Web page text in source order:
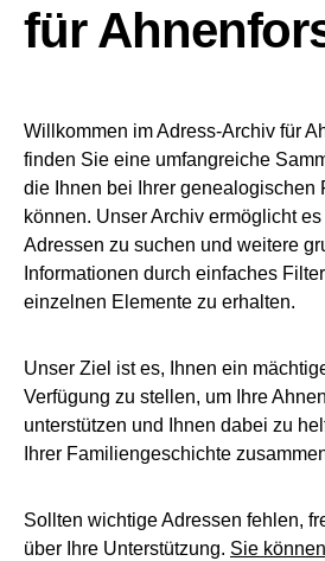
für
Willkommen im Adress-Archiv für
finden Sie eine umfangreiche
die Ihnen bei Ihrer genealogischen
können. Unser Archiv ermöglicht
Adressen zu suchen und weitere
Informationen durch einfaches
einzelnen Elemente zu erhalten.
Unser Ziel ist es, Ihnen ein
Verfügung zu stellen, um Ihre
unterstützen und Ihnen dabei zu
Ihrer Familiengeschichte
Sollten wichtige Adressen fehlen,
über Ihre Unterstützung. Sie